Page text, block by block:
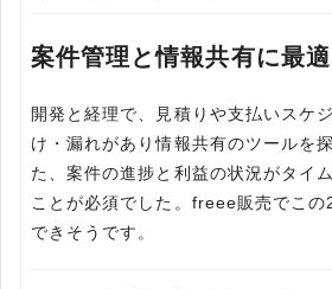
案件管理と情報共有に最適
開発と経理で、見積りや支払いスケ
け・漏れがあり情報共有のツールを
た、案件の進捗と利益の状況がタイ
ことが必須でした。freee販売でこ
できそうです。